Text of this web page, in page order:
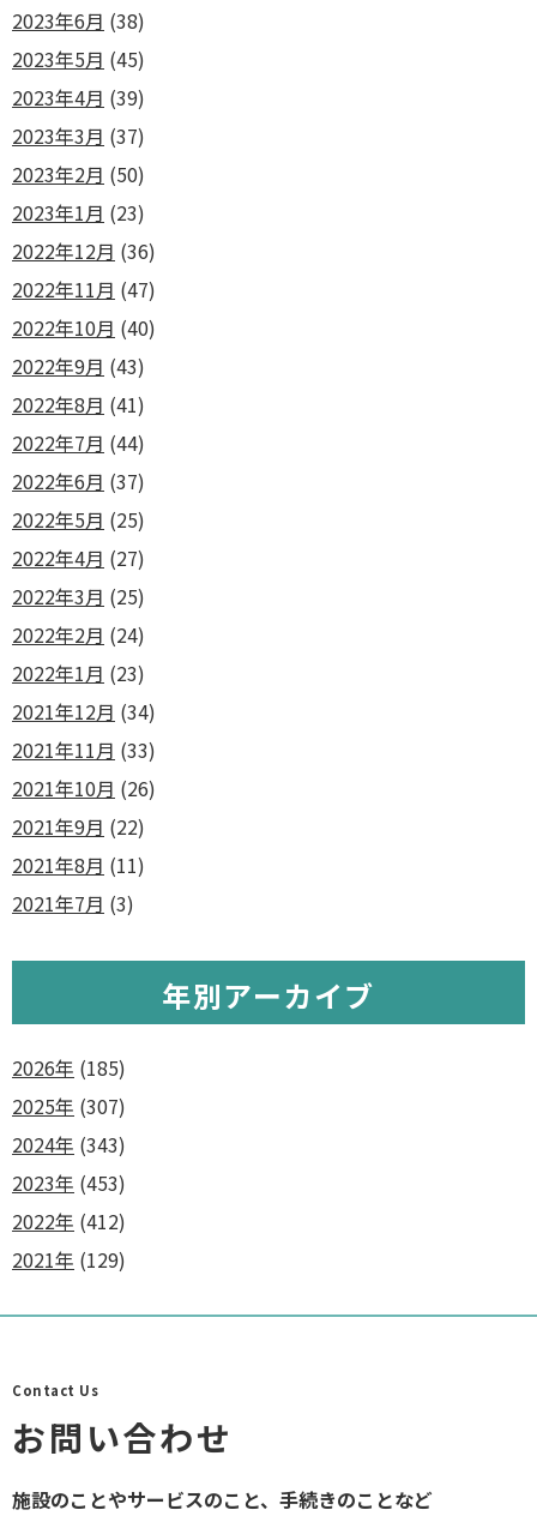
2023年6月 (38)
2023年5月 (45)
2023年4月 (39)
2023年3月 (37)
2023年2月 (50)
2023年1月 (23)
2022年12月 (36)
2022年11月 (47)
2022年10月 (40)
2022年9月 (43)
2022年8月 (41)
2022年7月 (44)
2022年6月 (37)
2022年5月 (25)
2022年4月 (27)
2022年3月 (25)
2022年2月 (24)
2022年1月 (23)
2021年12月 (34)
2021年11月 (33)
2021年10月 (26)
2021年9月 (22)
2021年8月 (11)
2021年7月 (3)
年別アーカイブ
2026年 (185)
2025年 (307)
2024年 (343)
2023年 (453)
2022年 (412)
2021年 (129)
Contact Us
お問い合わせ
施設のことやサービスのこと、手続きのことなど